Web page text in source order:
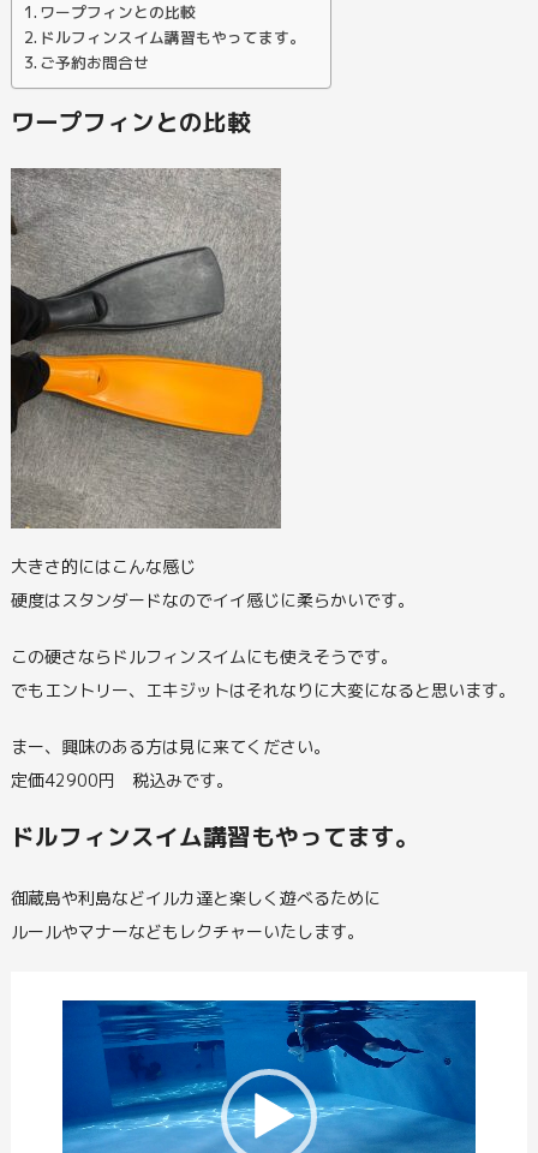
ワープフィンとの比較
ドルフィンスイム講習もやってます。
ご予約お問合せ
ワープフィンとの比較
大きさ的にはこんな感じ
硬度はスタンダードなのでイイ感じに柔らかいです。
この硬さならドルフィンスイムにも使えそうです。
でもエントリー、エキジットはそれなりに大変になると思います。
まー、興味のある方は見に来てください。
定価42900円 税込みです。
ドルフィンスイム講習もやってます。
御蔵島や利島などイルカ達と楽しく遊べるために
ルールやマナーなどもレクチャーいたします。